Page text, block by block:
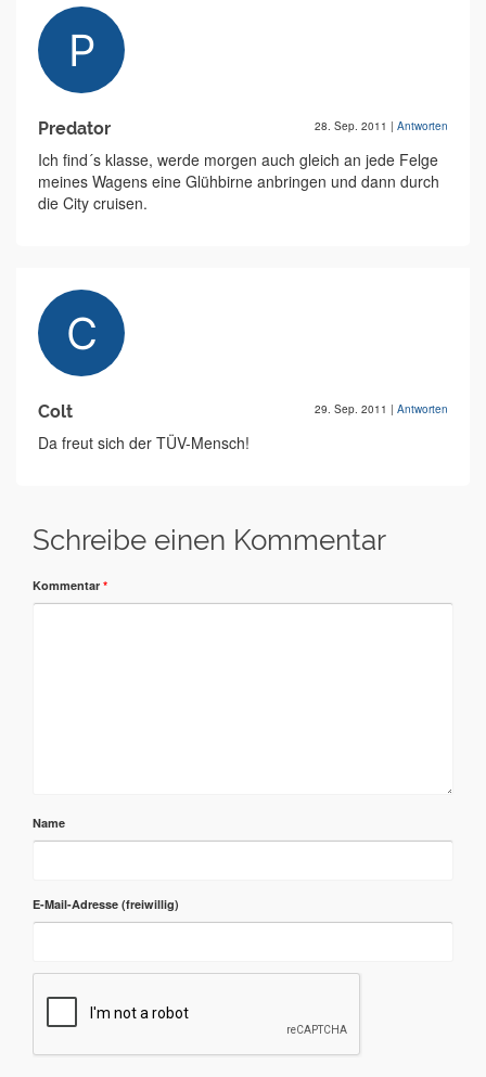
Predator 28. Sep. 2011 | Antworten
Ich find´s klasse, werde morgen auch gleich an jede Felge
meines Wagens eine Glühbirne anbringen und dann durch
die City cruisen.
Colt 29. Sep. 2011 | Antworten
Da freut sich der TÜV-Mensch!
Schreibe einen Kommentar
Kommentar *
Name
E-Mail-Adresse